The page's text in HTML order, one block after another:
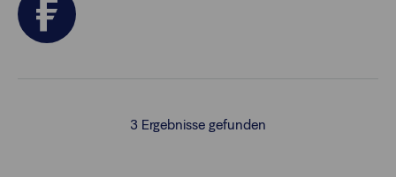
3 Ergebnisse gefunden